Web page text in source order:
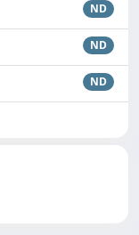
ND
ND
ND